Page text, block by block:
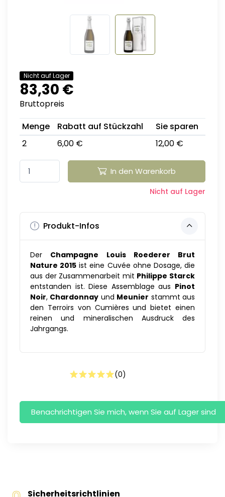
Nicht auf Lager
83,30 €
Bruttopreis
Menge
Rabatt auf Stückzahl
Sie sparen
2
6,00 € 12,00 €
In den Warenkorb
Nicht auf Lager
Produkt-Infos
Der Champagne Louis Roederer Brut
Nature 2015 ist eine Cuvée ohne Dosage, die
aus der Zusammenarbeit mit Philippe Starck
entstanden ist. Diese Assemblage aus Pinot
Noir, Chardonnay und Meunier stammt aus
den Terroirs von Cumières und bietet einen
reinen und mineralischen Ausdruck des
Jahrgangs.
(0)
Sicherheitsrichtlinien